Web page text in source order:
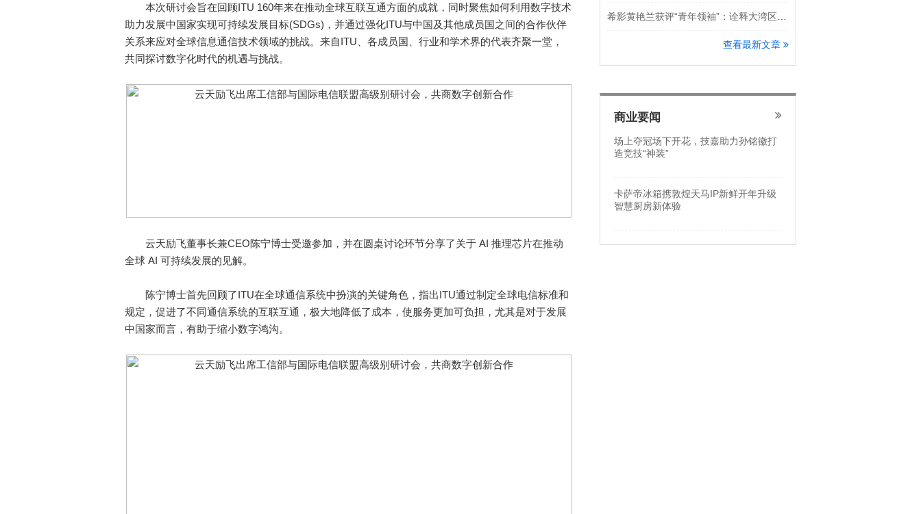
本次研讨会旨在回顾ITU 160年来在推动全球互联互通方面的成就，同时聚焦如何利用数字技术
助力发展中国家实现可持续发展目标(SDGs)，并通过强化ITU与中国及其他成员国之间的合作伙伴
关系来应对全球信息通信技术领域的挑战。来自ITU、各成员国、行业和学术界的代表齐聚一堂，
共同探讨数字化时代的机遇与挑战。
云天励飞董事长兼CEO陈宁博士受邀参加，并在圆桌讨论环节分享了关于 AI 推理芯片在推动
全球 AI 可持续发展的见解。
陈宁博士首先回顾了ITU在全球通信系统中扮演的关键角色，指出ITU通过制定全球电信标准和
规定，促进了不同通信系统的互联互通，极大地降低了成本，使服务更加可负担，尤其是对于发展
中国家而言，有助于缩小数字鸿沟。
查看最新文章
商业要闻
场上夺冠场下开花，技嘉助力孙铭徽打
造竞技“神装”
卡萨帝冰箱携敦煌天马IP新鲜开年升级
智慧厨房新体验